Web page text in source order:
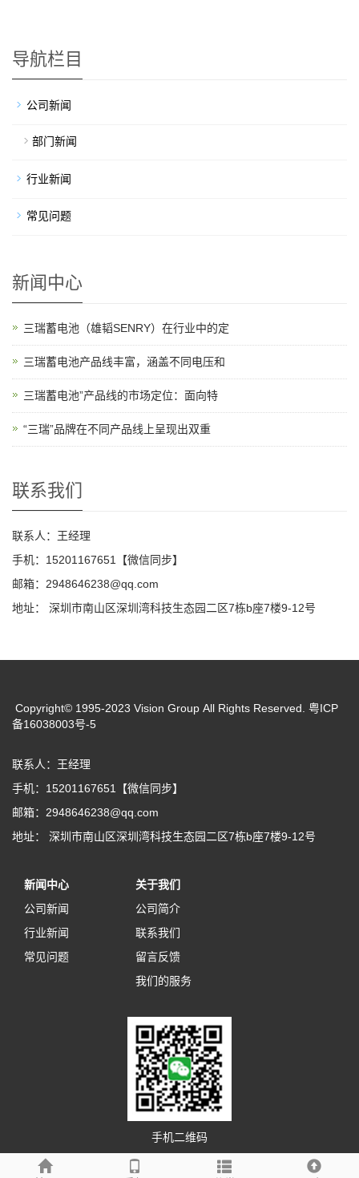
导航栏目
公司新闻
部门新闻
行业新闻
常见问题
新闻中心
三瑞蓄电池（雄韬SENRY）在行业中的定
三瑞蓄电池产品线丰富，涵盖不同电压和
三瑞蓄电池”产品线的市场定位：面向特
“三瑞”品牌在不同产品线上呈现出双重
联系我们
联系人：王经理
手机：15201167651【微信同步】
邮箱：2948646238@qq.com
地址： 深圳市南山区深圳湾科技生态园二区7栋b座7楼9-12号
Copyright© 1995-2023 Vision Group All Rights Reserved. 粤ICP
备16038003号-5
联系人：王经理
手机：15201167651【微信同步】
邮箱：2948646238@qq.com
地址： 深圳市南山区深圳湾科技生态园二区7栋b座7楼9-12号
新闻中心
公司新闻
行业新闻
常见问题
关于我们
公司简介
联系我们
留言反馈
我们的服务
手机二维码